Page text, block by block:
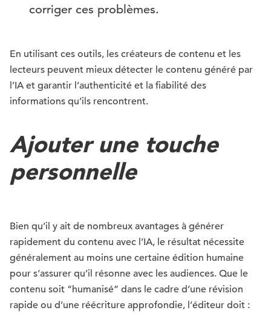
corriger ces problèmes.
En utilisant ces outils, les créateurs de contenu et les
lecteurs peuvent mieux détecter le contenu généré par
l’IA et garantir l’authenticité et la fiabilité des
informations qu’ils rencontrent.
Ajouter une touche
personnelle
Bien qu’il y ait de nombreux avantages à générer
rapidement du contenu avec l’IA, le résultat nécessite
généralement au moins une certaine édition humaine
pour s’assurer qu’il résonne avec les audiences. Que le
contenu soit “humanisé” dans le cadre d’une révision
rapide ou d’une réécriture approfondie, l’éditeur doit :